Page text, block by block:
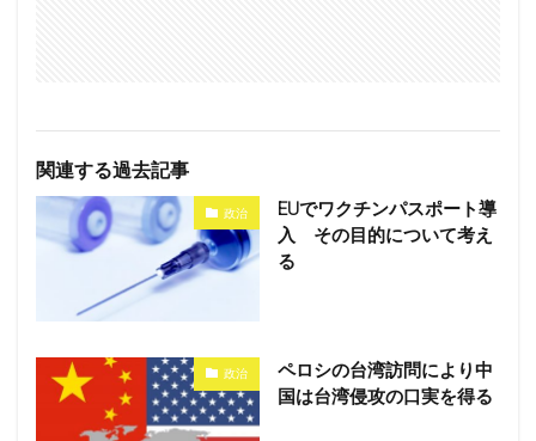
関連する過去記事
政治
EUでワクチンパスポート導
入 その目的について考え
る
政治
ペロシの台湾訪問により中
国は台湾侵攻の口実を得る